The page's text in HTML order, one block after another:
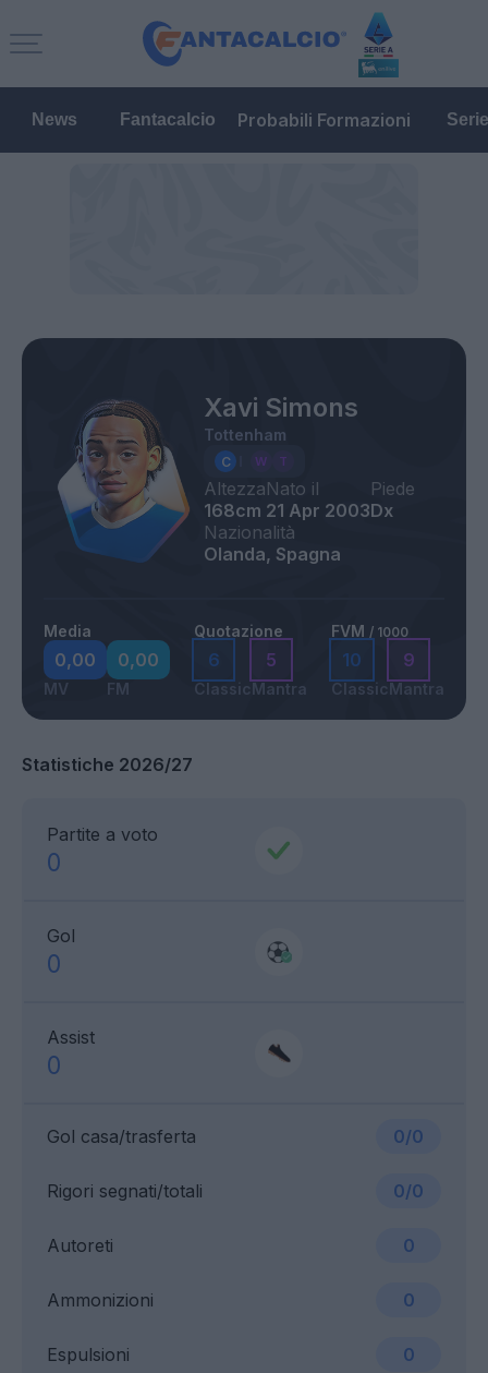
News Fantacalcio Probabili Formazioni
Xavi Simons
Tottenham
Altezza
168cm
Nato il
21 Apr 2003
Piede
Dx
Nazionalità
Olanda, Spagna
Media
0,00
MV
0,00
FM
Quotazione
6
Classic
5
Mantra
FVM / 1000
10
Classic
9
Mantra
Statistiche 2026/27
Partite a voto
0
Gol
0
Assist
0
Gol casa/trasferta 0/0
Ammonizioni 0
Rigori segnati/totali 0/0
Espulsioni 0
Autoreti 0